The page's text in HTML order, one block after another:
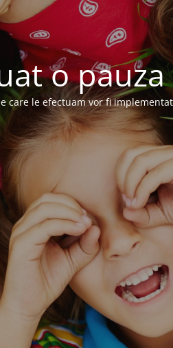
o
care le efectuam vor fi